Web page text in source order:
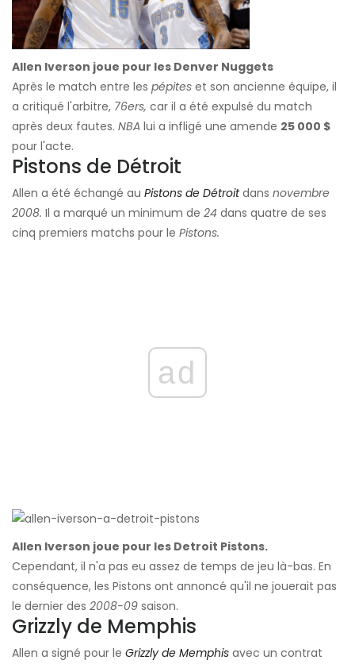
Allen Iverson joue pour les Denver Nuggets
Après le match entre les pépites et son ancienne équipe, il
a critiqué l'arbitre, 76ers, car il a été expulsé du match
après deux fautes. NBA lui a infligé une amende 25 000 $
pour l'acte.
Pistons de Détroit
Allen a été échangé au Pistons de Détroit dans novembre
2008. Il a marqué un minimum de 24 dans quatre de ses
cinq premiers matchs pour le Pistons.
ad
Allen Iverson joue pour les Detroit Pistons.
Cependant, il n'a pas eu assez de temps de jeu là-bas. En
conséquence, les Pistons ont annoncé qu'il ne jouerait pas
le dernier des 2008-09 saison.
Grizzly de Memphis
Allen a signé pour le Grizzly de Memphis avec un contrat